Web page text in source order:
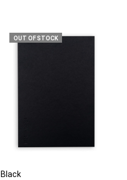
OUT OF STOCK
Black